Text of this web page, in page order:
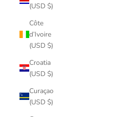
(USD $)
Côte
d’Ivoire
(USD $)
Croatia
(USD $)
Curaçao
(USD $)